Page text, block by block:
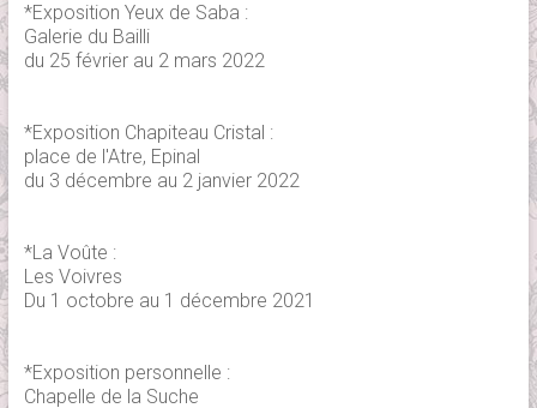
*Exposition Yeux de Saba :
Galerie du Bailli
du 25 février au 2 mars 2022
*Exposition Chapiteau Cristal :
place de l'Atre, Epinal
du 3 décembre au 2 janvier 2022
*La Voûte :
Les Voivres
Du 1 octobre au 1 décembre 2021
*Exposition personnelle :
Chapelle de la Suche